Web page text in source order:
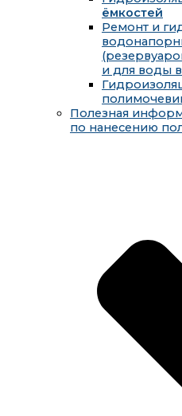
ёмкостей
Ремонт и
и для воды
Полезная
по нанесению